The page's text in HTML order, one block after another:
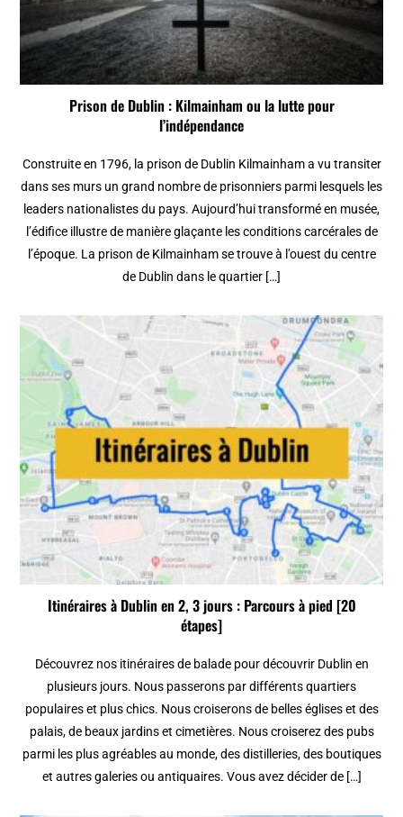
Prison de Dublin : Kilmainham ou la lutte pour
l’indépendance
Construite en 1796, la prison de Dublin Kilmainham a vu transiter
dans ses murs un grand nombre de prisonniers parmi lesquels les
leaders nationalistes du pays. Aujourd’hui transformé en musée,
l’édifice illustre de manière glaçante les conditions carcérales de
l’époque. La prison de Kilmainham se trouve à l’ouest du centre
de Dublin dans le quartier […]
Itinéraires à Dublin en 2, 3 jours : Parcours à pied [20
étapes]
Découvrez nos itinéraires de balade pour découvrir Dublin en
plusieurs jours. Nous passerons par différents quartiers
populaires et plus chics. Nous croiserons de belles églises et des
palais, de beaux jardins et cimetières. Nous croiserez des pubs
parmi les plus agréables au monde, des distilleries, des boutiques
et autres galeries ou antiquaires. Vous avez décider de […]